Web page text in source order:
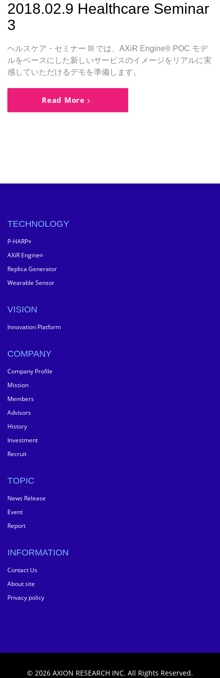
2018.02.9 Healthcare Seminar
3
ヘルスケア・セミナー III では、AXiR Engine® POC モデ
ルをベースにした新しいサービスのイメージをリアルに実
感していただけるデモを準備します。
Read More
TECHNOLOGY
P-HARP®
AXiR Engine®
Replica Generator
Wearable Sensor
VISION
Innovation Platform
COMPANY
Company Profile
Mission
Members
Advisors
History
Investment
Recruit
TOPIC
News Release
Event
Report
INFORMATION
Contact Us
About site
Privacy policy
© 2026 AXION RESEARCH INC. All Rights Reserved.